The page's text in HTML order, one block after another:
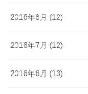
2016年8月 (12)
2016年7月 (12)
2016年6月 (13)